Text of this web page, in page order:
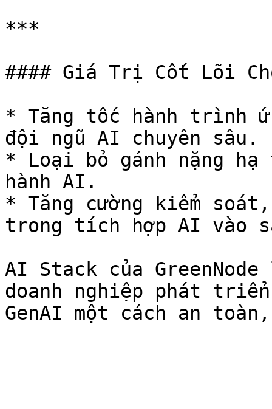
***
#### Giá Trị Cốt Lõi
* Tăng tốc hành trình
đội ngũ AI chuyên sâu.
* Loại bỏ gánh nặng
hành AI.
* Tăng cường kiểm
trong tích hợp AI vào
AI Stack của
doanh nghiệp phát